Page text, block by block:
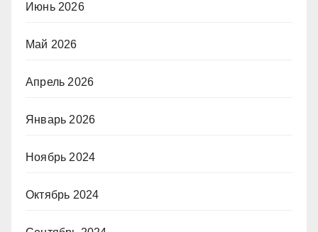
Июнь 2026
Май 2026
Апрель 2026
Январь 2026
Ноябрь 2024
Октябрь 2024